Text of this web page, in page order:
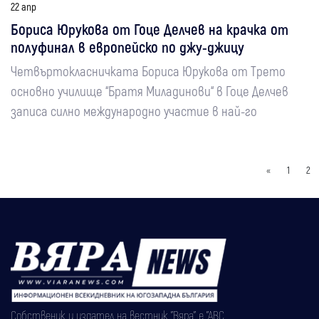
22 апр
Бориса Юрукова от Гоце Делчев на крачка от
полуфинал в европейско по джу-джицу
Четвъртокласничката Бориса Юрукова от Трето
основно училище “Братя Миладинови“ в Гоце Делчев
записа силно международно участие в най-го
« 1 2
Собственик и издател на вестник "Вяра" е "АВС